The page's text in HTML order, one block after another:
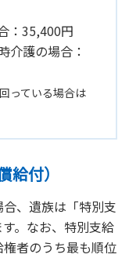
：35,400円
介護の場合：
っている場合は
給付）
、遺族は「特別支
。なお、特別支給
者のうち最も順位